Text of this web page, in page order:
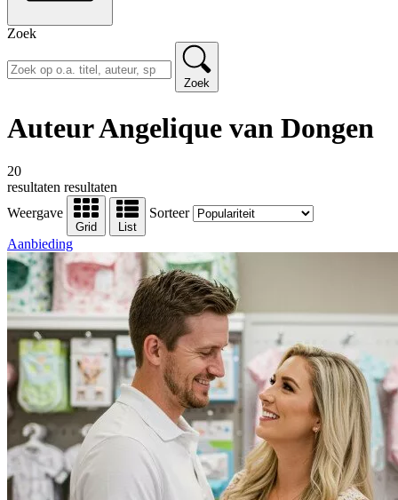
Zoek
Zoek
Auteur Angelique van Dongen
20
resultaten resultaten
Weergave
Grid List
Sorteer
Aanbieding